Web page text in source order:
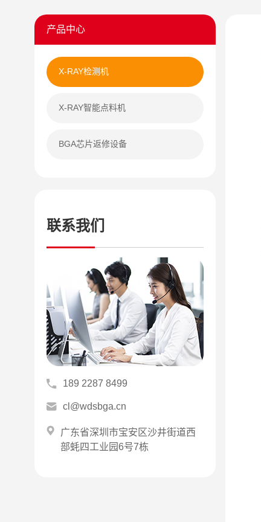
产品中心
X-RAY检测机
X-RAY智能点料机
BGA芯片返修设备
联系我们
189 2287 8499
cl@wdsbga.cn
广东省深圳市宝安区沙井街道西
部蚝四工业园6号7栋